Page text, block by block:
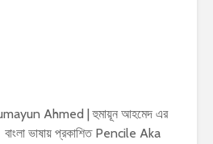
Ahmed | হুমায়ূন আহমেদ এর
ভাষায় প্রকাশিত Pencile Aka